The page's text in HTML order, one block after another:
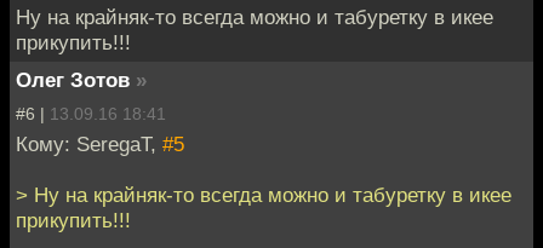
Ну на крайняк-то всегда можно и табуретку в икее
прикупить!!!
Олег Зотов »
#6 | 13.09.16 18:41
Кому: SeregaT, #5
> Ну на крайняк-то всегда можно и табуретку в икее
прикупить!!!